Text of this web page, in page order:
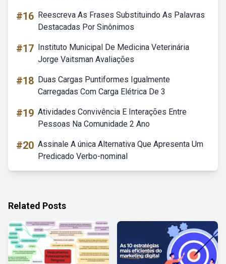
#16 Reescreva As Frases Substituindo As Palavras
Destacadas Por Sinônimos
#17 Instituto Municipal De Medicina Veterinária
Jorge Vaitsman Avaliações
#18 Duas Cargas Puntiformes Igualmente
Carregadas Com Carga Elétrica De 3
#19 Atividades Convivência E Interações Entre
Pessoas Na Comunidade 2 Ano
#20 Assinale A única Alternativa Que Apresenta Um
Predicado Verbo-nominal
Related Posts